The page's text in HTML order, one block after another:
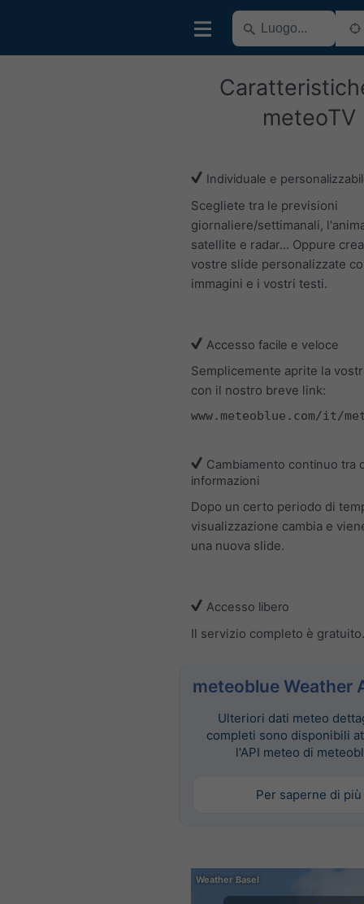
meteoTV
Individuale e
Scegliete tra le previsioni
giornaliere/settimanali,
satellite e radar... Oppure
vostre slide personalizzate
immagini e i vostri testi.
Accesso facile e veloce
Semplicemente aprite la
con il nostro breve link:
www.meteoblue.com/it/
Cambiamento continuo tra
informazioni
Dopo un certo periodo di
visualizzazione cambia e
una nuova slide.
Accesso libero
Il servizio completo è gratuito.
meteoblue Weather
Ulteriori dati meteo
completi sono disponibili
l'API meteo di
Per saperne di più